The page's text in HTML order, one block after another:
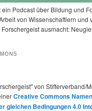
ein Podcast über Bildung und
von Wissenschaftlern und
ausmacht:
von Stifterverband/
Creative Commons
gleichen Bedingungen 4.0